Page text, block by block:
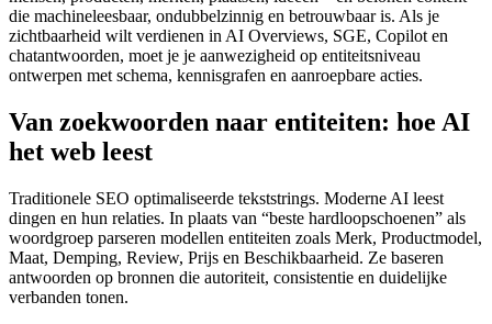
die machineleesbaar, ondubbelzinnig en betrouwbaar is. Als je
zichtbaarheid wilt verdienen in AI Overviews, SGE, Copilot en
chatantwoorden, moet je je aanwezigheid op entiteitsniveau
ontwerpen met schema, kennisgrafen en aanroepbare acties.
Van zoekwoorden naar entiteiten: hoe AI
het web leest
Traditionele SEO optimaliseerde tekststrings. Moderne AI leest
dingen en hun relaties. In plaats van “beste hardloopschoenen” als
woordgroep parseren modellen entiteiten zoals Merk, Productmodel,
Maat, Demping, Review, Prijs en Beschikbaarheid. Ze baseren
antwoorden op bronnen die autoriteit, consistentie en duidelijke
verbanden tonen.